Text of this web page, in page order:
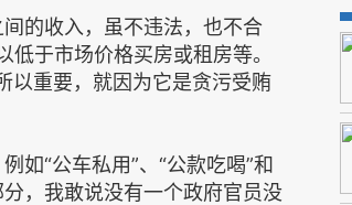
间的收入，虽不违法，也不合
低于市场价格买房或租房等。
以重要，就因为它是贪污受贿
如“公车私用”、“公款吃喝”和
分，我敢说没有一个政府官员没